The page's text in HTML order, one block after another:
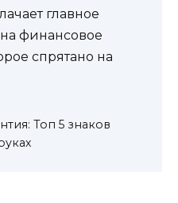
главное
финансовое
спрятано на
Топ 5 знаков